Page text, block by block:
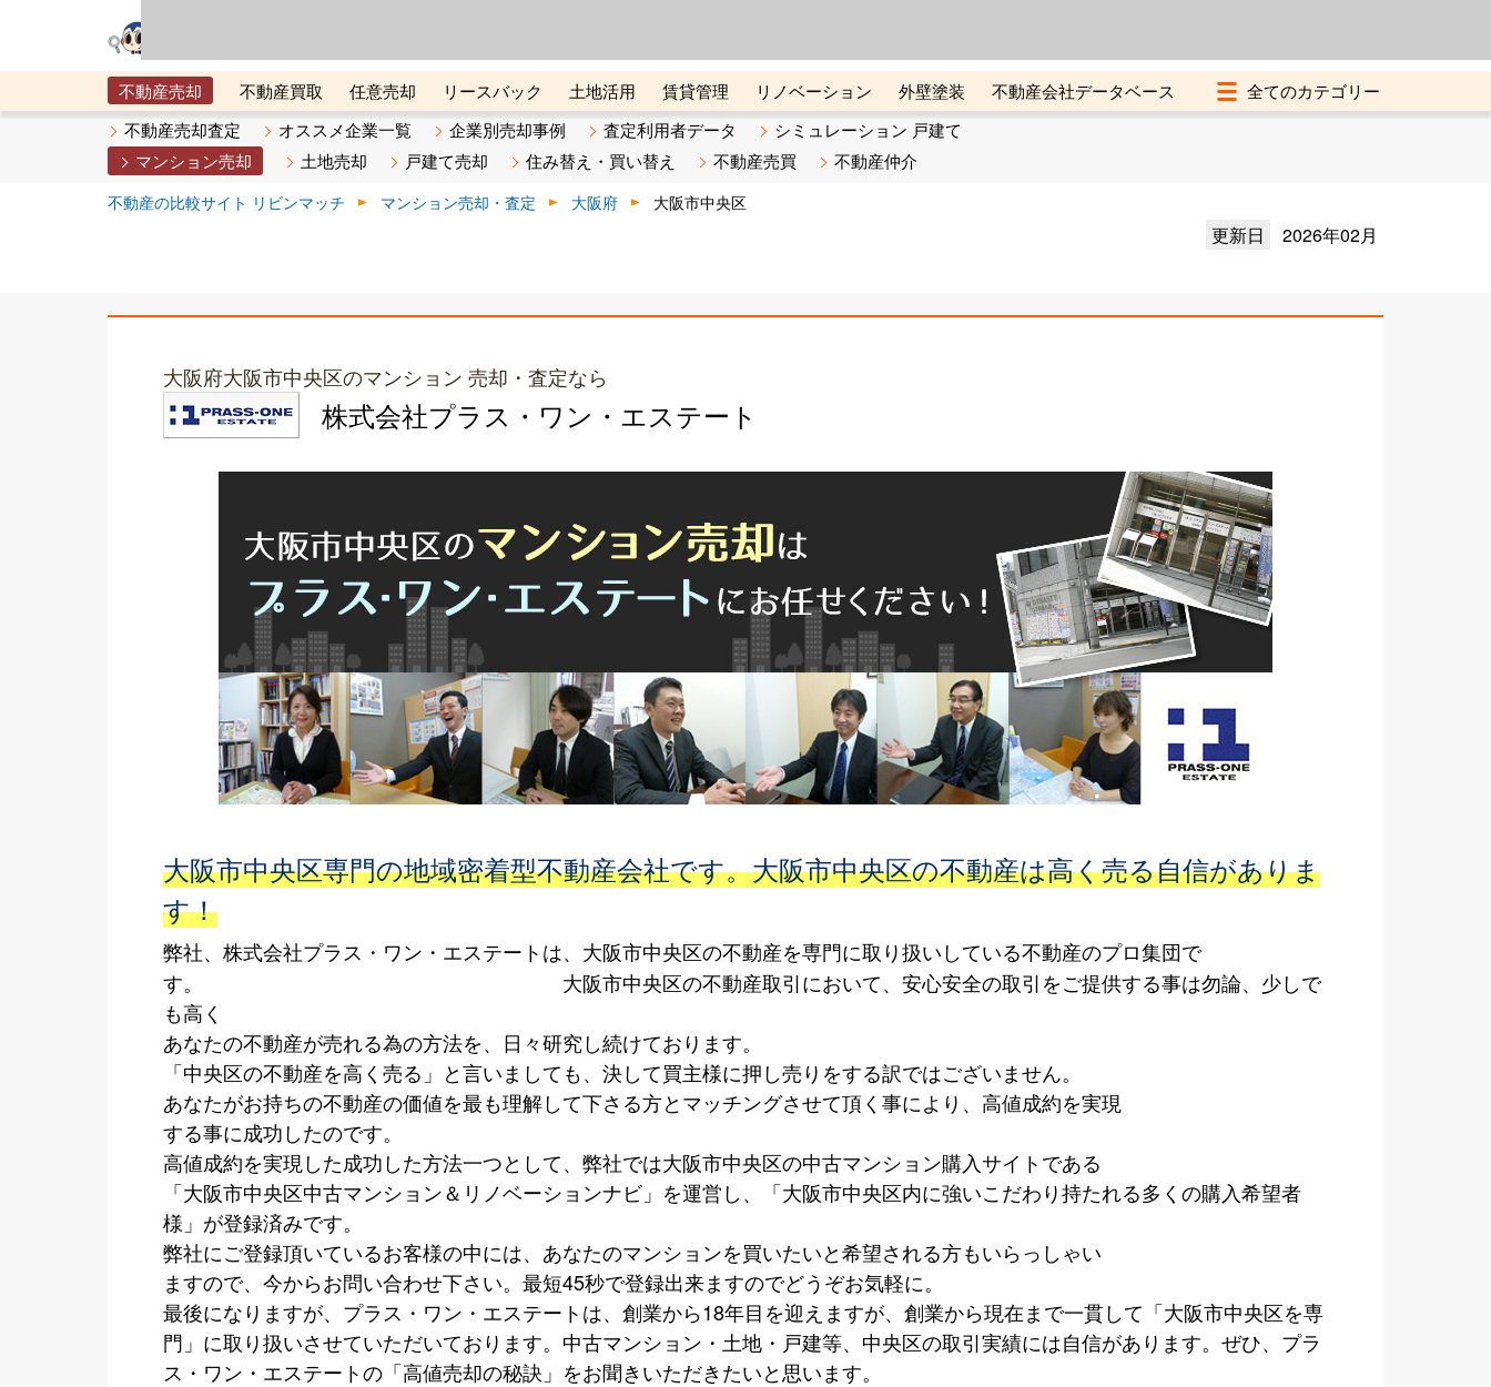
不動産売却 不動産買取 任意売却 リースバック 土地活用 賃貸管理 リノベーション 外壁塗装
不動産会社データベース
メタ住宅展示場
ベスト不動産カンパニー オンライン講座 リビンマガジンBiz 不動産売却ご相談デスク
不動産売却査定 オススメ企業一覧 企業別売却事例 査定利用者データ
シミュレーション 戸建て
マンション売却
土地売却 戸建て売却 住み替え・買い替え 不動産売買 不動産仲介
不動産の比較サイト リビンマッチ マンション売却・査定 大阪府 大阪市中央区
更新日 2026年02月
大阪府大阪市中央区のマンション 売却・査定なら
株式会社プラス・ワン・エステート
大阪市中央区専門の地域密着型不動産会社です。大阪市中央区の不動産は高く売る自信がありま
す！
弊社、株式会社プラス・ワン・エステートは、大阪市中央区の不動産を専門に取り扱いしている不動産のプロ集団で
す。 大阪市中央区の不動産取引において、安心安全の取引をご提供する事は勿論、少しで
も高く
あなたの不動産が売れる為の方法を、日々研究し続けております。
「中央区の不動産を高く売る」と言いましても、決して買主様に押し売りをする訳ではございません。
あなたがお持ちの不動産の価値を最も理解して下さる方とマッチングさせて頂く事により、高値成約を実現
する事に成功したのです。
高値成約を実現した成功した方法一つとして、弊社では大阪市中央区の中古マンション購入サイトである
「大阪市中央区中古マンション＆リノベーションナビ」を運営し、「大阪市中央区内に強いこだわり持たれる多くの購入希望者
様」が登録済みです。
弊社にご登録頂いているお客様の中には、あなたのマンションを買いたいと希望される方もいらっしゃい
ますので、今からお問い合わせ下さい。最短45秒で登録出来ますのでどうぞお気軽に。
最後になりますが、プラス・ワン・エステートは、創業から18年目を迎えますが、創業から現在まで一貫して「大阪市中央区を専
門」に取り扱いさせていただいております。中古マンション・土地・戸建等、中央区の取引実績には自信があります。ぜひ、プラ
ス・ワン・エステートの「高値売却の秘訣」をお聞きいただきたいと思います。